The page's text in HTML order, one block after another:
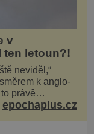
v
ten letoun?!
neviděl,“
k anglo-
právě
celé 6členné
epochaplus.cz